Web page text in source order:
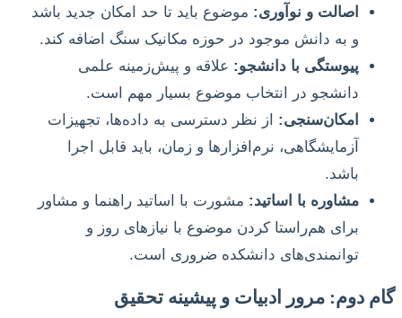
اصالت و نوآوری: موضوع باید تا حد امکان جدید باشد
و به دانش موجود در حوزه مکانیک سنگ اضافه کند.
پیوستگی با دانشجو: علاقه و پیش‌زمینه علمی
دانشجو در انتخاب موضوع بسیار مهم است.
امکان‌سنجی: از نظر دسترسی به داده‌ها، تجهیزات
آزمایشگاهی، نرم‌افزارها و زمان، باید قابل اجرا
باشد.
مشاوره با اساتید: مشورت با اساتید راهنما و مشاور
برای هم‌راستا کردن موضوع با نیازهای روز و
توانمندی‌های دانشکده ضروری است.
گام دوم: مرور ادبیات و پیشینه تحقیق